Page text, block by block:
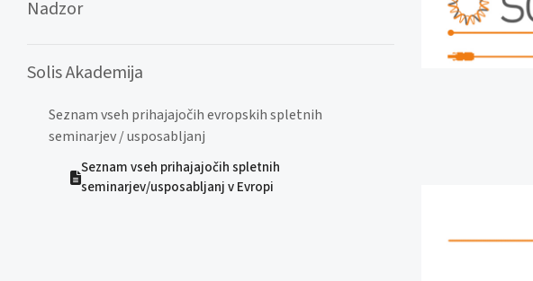
Nadzor
Solis Akademija
Seznam vseh prihajajočih evropskih spletnih
seminarjev / usposabljanj
Seznam vseh prihajajočih spletnih
seminarjev/usposabljanj v Evropi